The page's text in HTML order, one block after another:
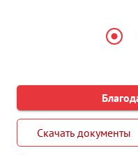
Скачать документы